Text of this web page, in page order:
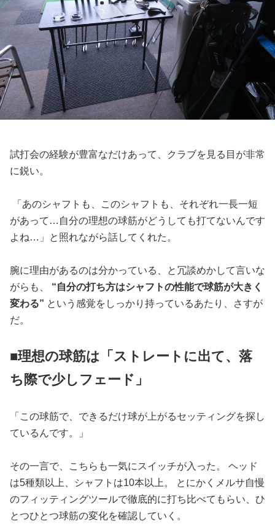
試打会の経験が豊富なだけあって、クラブを見る目が非常
に鋭い。
「あのシャフトも、このシャフトも、それぞれ一長一短
があって…自分の理想の球筋がどうしても打てないんです
よね…」と照れながら話してくれた。
腕に理由があるのは分かっている、と冗談めかして言いな
がらも、 “自分の打ち方はシャフトの性能で球筋が大きく
変わる” という感覚をしっかり持っているあたり、さすが
だ。
■理想の球筋は「ストレートに出て、落
ち際で少しフェード」
「この球筋で、できるだけ球が上がるセッティングを探し
ているんです。」
その一言で、こちらも一気にスイッチが入った。 ヘッド
は5種類以上、シャフトは10本以上。 とにかくメルサ自慢
のフィッティングツールで徹底的に打ち比べてもらい、ひ
とつひとつ球筋の変化を確認していく。